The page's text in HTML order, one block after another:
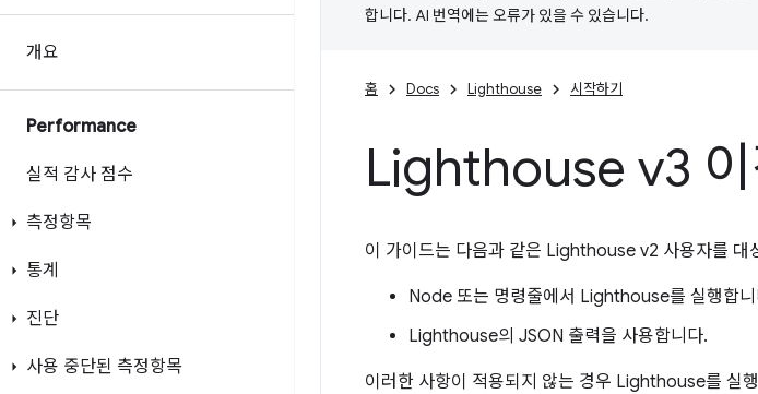
개요
Performance
실적 감사 점수
측정항목
통계
진단
사용 중단된 측정항목
합니다. AI 번역에는 오류가 있을 수 있습니다.
홈 Docs Lighthouse 시작하기
Lighthouse v3
이 가이드는 다음과 같은 Lighthouse v2 사용자를 대
Node 또는 명령줄에서 Lighthouse를 실행합니
Lighthouse의 JSON 출력을 사용합니다.
이러한 사항이 적용되지 않는 경우 Lighthouse를 실